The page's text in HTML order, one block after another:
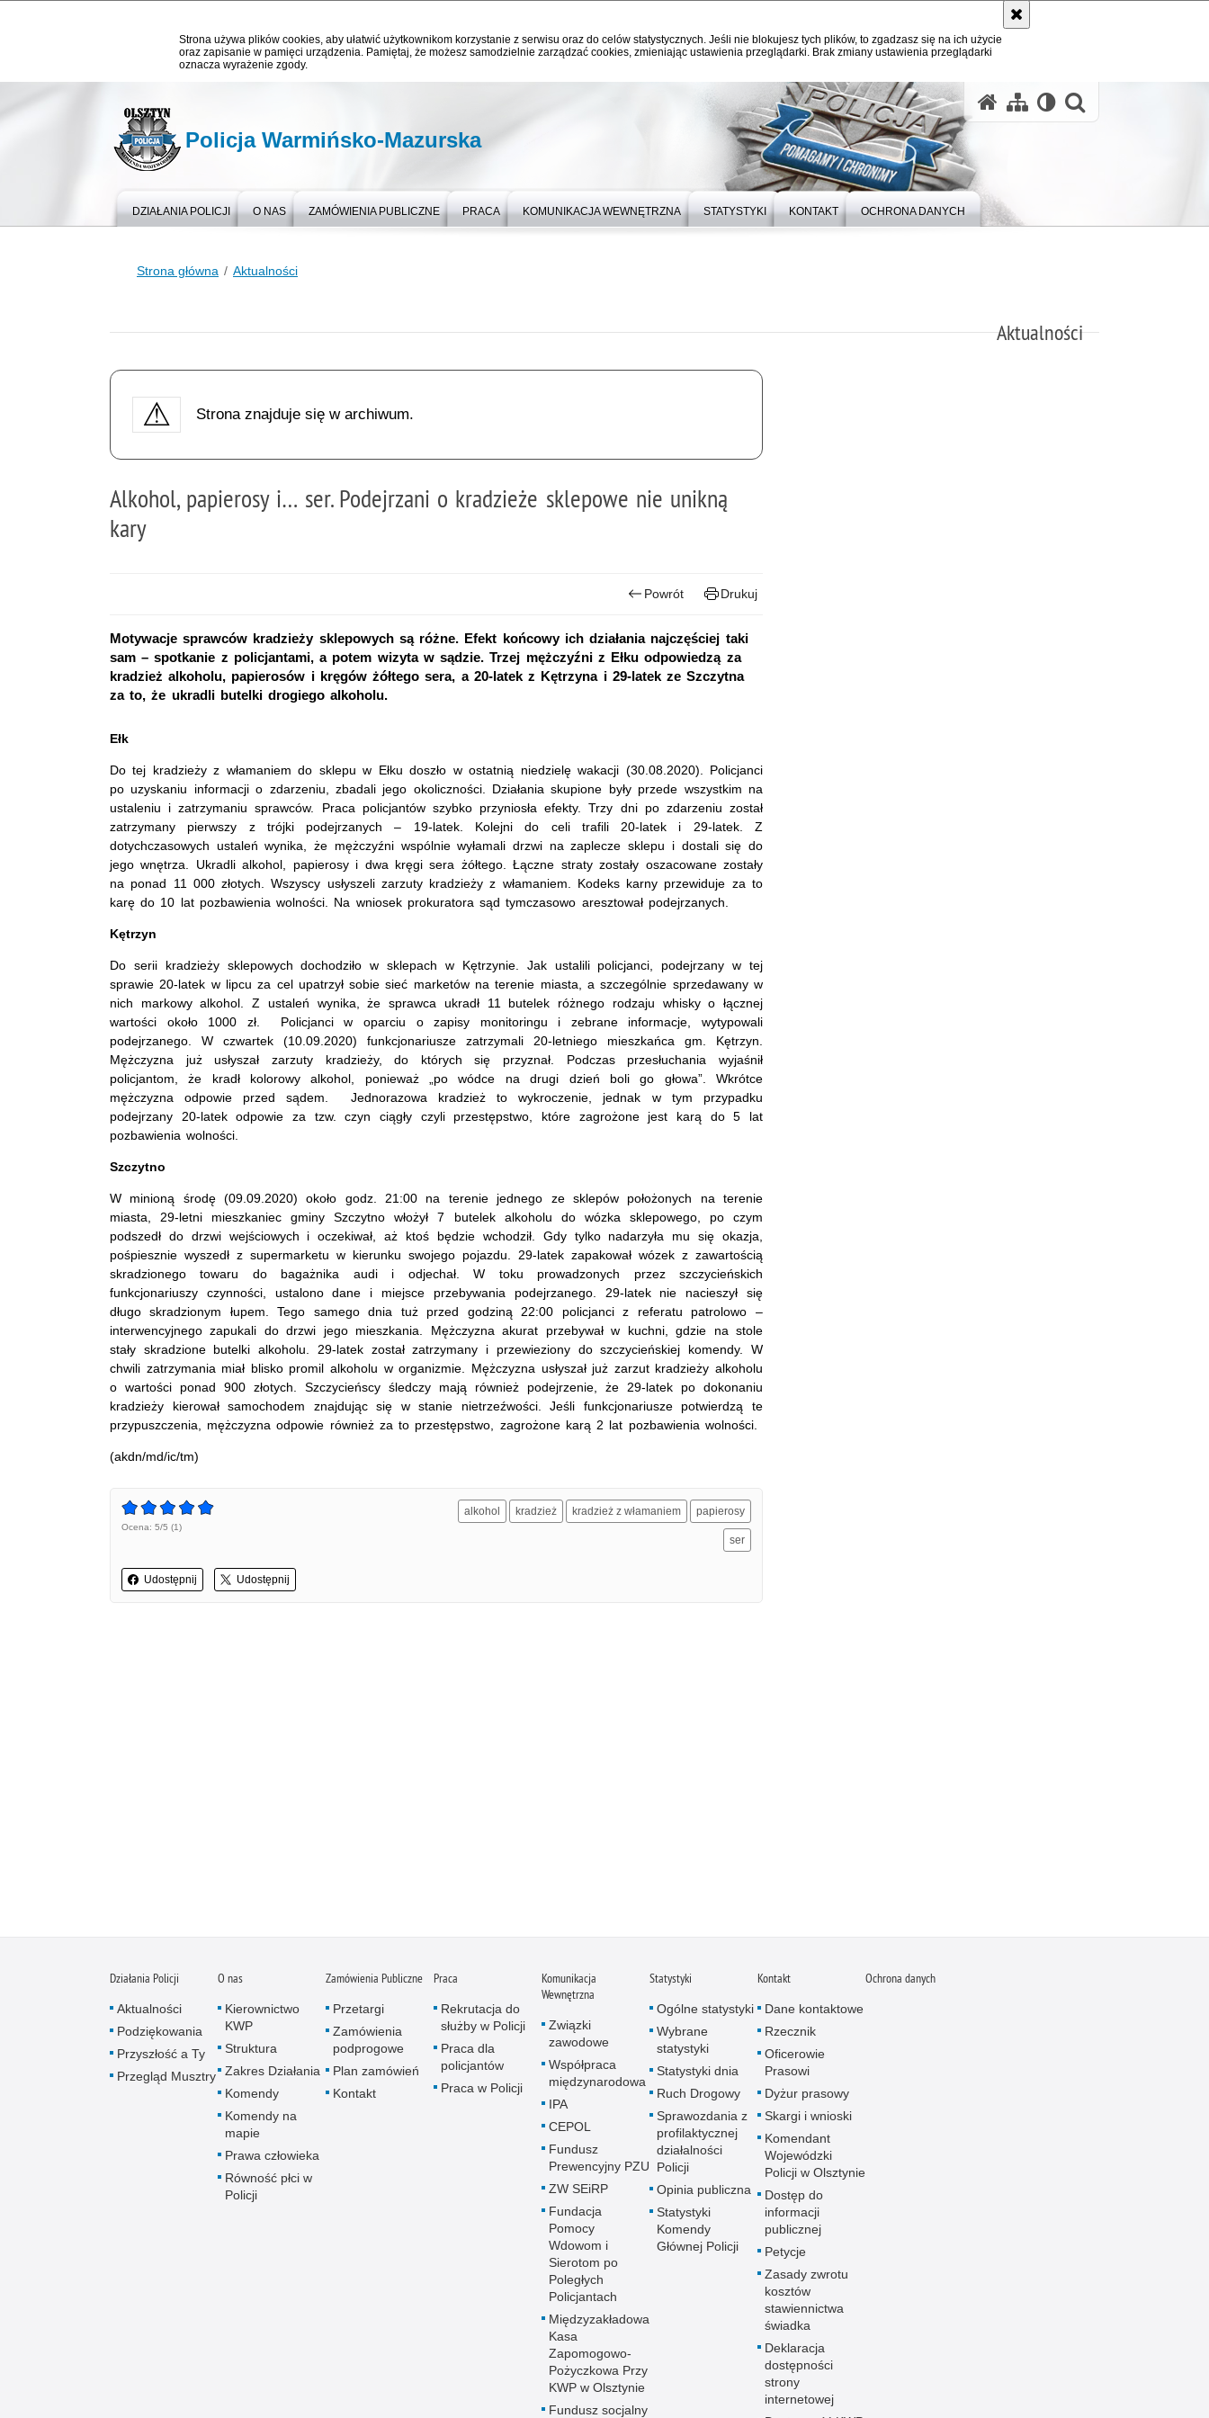
Strona używa plików cookies, aby ułatwić użytkownikom korzystanie z serwisu oraz do celów statystycznych. Jeśli nie blokujesz tych plików, to zgadzasz się na ich użycie
oraz zapisanie w pamięci urządzenia. Pamiętaj, że możesz samodzielnie zarządzać cookies, zmieniając ustawienia przeglądarki. Brak zmiany ustawienia przeglądarki
oznacza wyrażenie zgody.
Policja Warmińsko-Mazurska
DZIAŁANIA POLICJI O NAS ZAMÓWIENIA PUBLICZNE PRACA KOMUNIKACJA WEWNĘTRZNA STATYSTYKI KONTAKT OCHRONA DANYCH
Strona główna Aktualności
Aktualności
Strona znajduje się w archiwum.
Alkohol, papierosy i… ser. Podejrzani o kradzieże sklepowe nie unikną
kary
Powrót Drukuj
Motywacje sprawców kradzieży sklepowych są różne. Efekt końcowy ich działania najczęściej taki
sam – spotkanie z policjantami, a potem wizyta w sądzie. Trzej mężczyźni z Ełku odpowiedzą za
kradzież alkoholu, papierosów i kręgów żółtego sera, a 20-latek z Kętrzyna i 29-latek ze Szczytna
za to, że ukradli butelki drogiego alkoholu.
Ełk
Do tej kradzieży z włamaniem do sklepu w Ełku doszło w ostatnią niedzielę wakacji (30.08.2020). Policjanci
po uzyskaniu informacji o zdarzeniu, zbadali jego okoliczności. Działania skupione były przede wszystkim na
ustaleniu i zatrzymaniu sprawców. Praca policjantów szybko przyniosła efekty. Trzy dni po zdarzeniu został
zatrzymany pierwszy z trójki podejrzanych – 19-latek. Kolejni do celi trafili 20-latek i 29-latek. Z
dotychczasowych ustaleń wynika, że mężczyźni wspólnie wyłamali drzwi na zaplecze sklepu i dostali się do
jego wnętrza. Ukradli alkohol, papierosy i dwa kręgi sera żółtego. Łączne straty zostały oszacowane zostały
na ponad 11 000 złotych. Wszyscy usłyszeli zarzuty kradzieży z włamaniem. Kodeks karny przewiduje za to
karę do 10 lat pozbawienia wolności. Na wniosek prokuratora sąd tymczasowo aresztował podejrzanych.
Kętrzyn
Do serii kradzieży sklepowych dochodziło w sklepach w Kętrzynie. Jak ustalili policjanci, podejrzany w tej
sprawie 20-latek w lipcu za cel upatrzył sobie sieć marketów na terenie miasta, a szczególnie sprzedawany w
nich markowy alkohol. Z ustaleń wynika, że sprawca ukradł 11 butelek różnego rodzaju whisky o łącznej
wartości około 1000 zł. Policjanci w oparciu o zapisy monitoringu i zebrane informacje, wytypowali
podejrzanego. W czwartek (10.09.2020) funkcjonariusze zatrzymali 20-letniego mieszkańca gm. Kętrzyn.
Mężczyzna już usłyszał zarzuty kradzieży, do których się przyznał. Podczas przesłuchania wyjaśnił
policjantom, że kradł kolorowy alkohol, ponieważ „po wódce na drugi dzień boli go głowa”. Wkrótce
mężczyzna odpowie przed sądem. Jednorazowa kradzież to wykroczenie, jednak w tym przypadku
podejrzany 20-latek odpowie za tzw. czyn ciągły czyli przestępstwo, które zagrożone jest karą do 5 lat
pozbawienia wolności.
Szczytno
W minioną środę (09.09.2020) około godz. 21:00 na terenie jednego ze sklepów położonych na terenie
miasta, 29-letni mieszkaniec gminy Szczytno włożył 7 butelek alkoholu do wózka sklepowego, po czym
podszedł do drzwi wejściowych i oczekiwał, aż ktoś będzie wchodził. Gdy tylko nadarzyła mu się okazja,
pośpiesznie wyszedł z supermarketu w kierunku swojego pojazdu. 29-latek zapakował wózek z zawartością
skradzionego towaru do bagażnika audi i odjechał. W toku prowadzonych przez szczycieńskich
funkcjonariuszy czynności, ustalono dane i miejsce przebywania podejrzanego. 29-latek nie nacieszył się
długo skradzionym łupem. Tego samego dnia tuż przed godziną 22:00 policjanci z referatu patrolowo –
interwencyjnego zapukali do drzwi jego mieszkania. Mężczyzna akurat przebywał w kuchni, gdzie na stole
stały skradzione butelki alkoholu. 29-latek został zatrzymany i przewieziony do szczycieńskiej komendy. W
chwili zatrzymania miał blisko promil alkoholu w organizmie. Mężczyzna usłyszał już zarzut kradzieży alkoholu
o wartości ponad 900 złotych. Szczycieńscy śledczy mają również podejrzenie, że 29-latek po dokonaniu
kradzieży kierował samochodem znajdując się w stanie nietrzeźwości. Jeśli funkcjonariusze potwierdzą te
przypuszczenia, mężczyzna odpowie również za to przestępstwo, zagrożone karą 2 lat pozbawienia wolności.
(akdn/md/ic/tm)
Ocena: 5/5 (1)
Udostępnij Udostępnij
alkohol kradzież kradzież z włamaniem papierosy
ser
Działania Policji
Aktualności
Podziękowania
Przyszłość a Ty
Przegląd Musztry
O nas
Kierownictwo
KWP
Struktura
Zakres Działania
Komendy
Komendy na
mapie
Prawa człowieka
Równość płci w
Policji
Zamówienia Publiczne
Przetargi
Zamówienia
podprogowe
Plan zamówień
Kontakt
Praca
Rekrutacja do
służby w Policji
Praca dla
policjantów
Praca w Policji
Komunikacja
Wewnętrzna
Związki
zawodowe
Współpraca
międzynarodowa
IPA
CEPOL
Fundusz
Prewencyjny PZU
ZW SEiRP
Fundacja
Pomocy
Wdowom i
Sierotom po
Poległych
Policjantach
Międzyzakładowa
Kasa
Zapomogowo-
Pożyczkowa Przy
KWP w Olsztynie
Fundusz socjalny
Statystyki
Ogólne statystyki
Wybrane
statystyki
Statystyki dnia
Ruch Drogowy
Sprawozdania z
profilaktycznej
działalności
Policji
Opinia publiczna
Statystyki
Komendy
Głównej Policji
Kontakt
Dane kontaktowe
Rzecznik
Oficerowie
Prasowi
Dyżur prasowy
Skargi i wnioski
Komendant
Wojewódzki
Policji w Olsztynie
Dostęp do
informacji
publicznej
Petycje
Zasady zwrotu
kosztów
stawiennictwa
świadka
Deklaracja
dostępności
strony
internetowej
Ochrona danych